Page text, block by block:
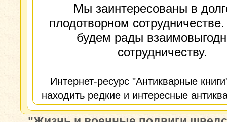
Мы заинтересованы в
плодотворном
будем рады
сотрудничеству.
Интернет-ресурс "Антикварные
находить редкие и интересные